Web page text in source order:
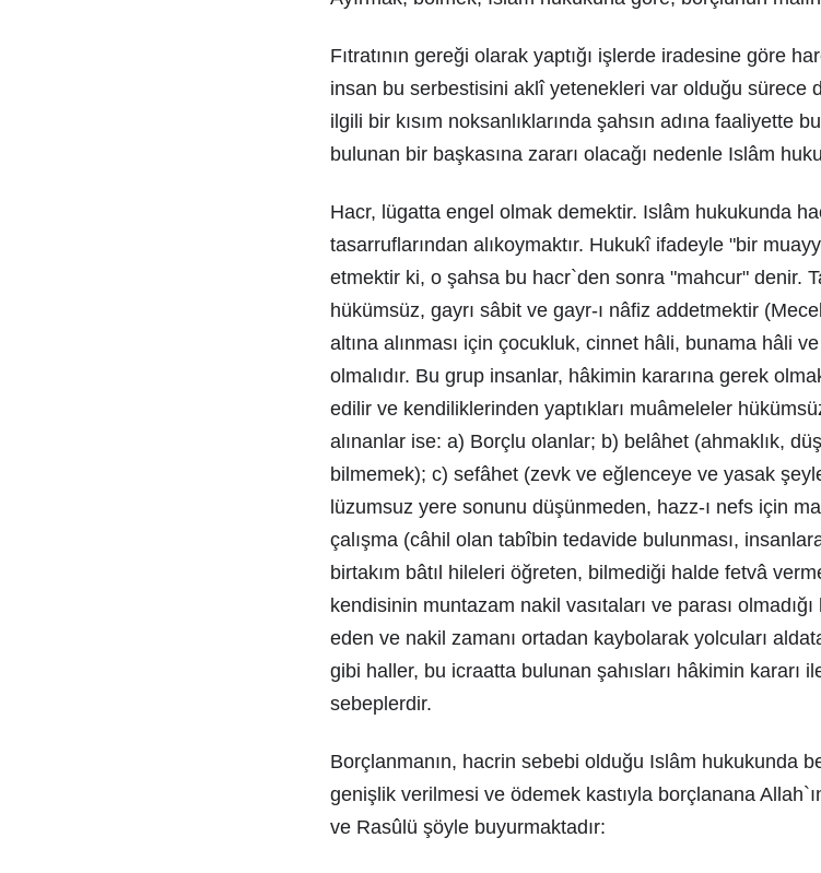
Fıtratının gereği olarak yaptığı işlerde iradesine göre
insan bu serbestisini aklî yetenekleri var olduğu sürece
ilgili bir kısım noksanlıklarında şahsın adına faaliyette
bulunan bir başkasına zararı olacağı nedenle Islâm
Hacr, lügatta engel olmak demektir. Islâm hukukunda
tasarruflarından alıkoymaktır. Hukukî ifadeyle "bir
etmektir ki, o şahsa bu hacr`den sonra "mahcur" denir.
hükümsüz, gayrı sâbit ve gayr-ı nâfiz addetmektir
altına alınması için çocukluk, cinnet hâli, bunama hâli
olmalıdır. Bu grup insanlar, hâkimin kararına gerek
edilir ve kendiliklerinden yaptıkları muâmeleler
alınanlar ise: a) Borçlu olanlar; b) belâhet (ahmaklık,
bilmemek); c) sefâhet (zevk ve eğlenceye ve yasak
lüzumsuz yere sonunu düşünmeden, hazz-ı nefs için
çalışma (câhil olan tabîbin tedavide bulunması,
birtakım bâtıl hileleri öğreten, bilmediği halde fetvâ
kendisinin muntazam nakil vasıtaları ve parası
eden ve nakil zamanı ortadan kaybolarak yolcuları
gibi haller, bu icraatta bulunan şahısları hâkimin kararı
sebeplerdir.
Borçlanmanın, hacrin sebebi olduğu Islâm hukukunda
genişlik verilmesi ve ödemek kastıyla borçlanana
ve Rasûlü şöyle buyurmaktadır: